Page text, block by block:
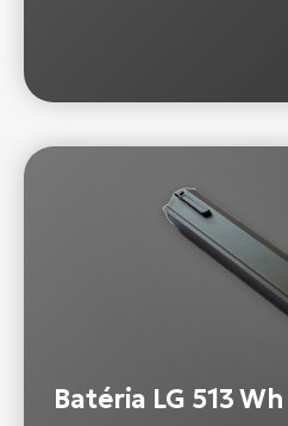
Batéria LG 513 Wh